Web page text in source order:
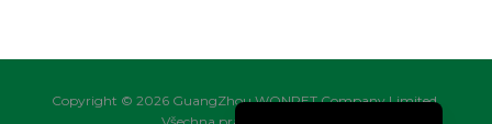
Copyright © 2026 GuangZhou WONPET Company Limited.
Všechna práva vyhrazena.
English
Deutsch